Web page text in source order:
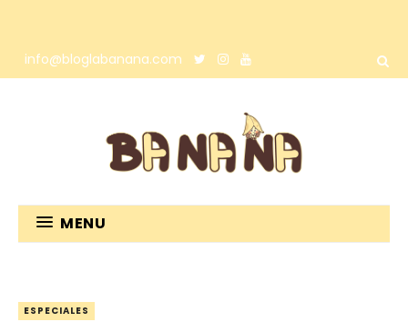
info@bloglabanana.com
MENU
ESPECIALES